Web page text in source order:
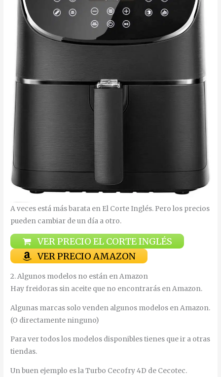
A veces está más barata en El Corte Inglés. Pero los precios
pueden cambiar de un día a otro.
VER PRECIO EL CORTE INGLÉS
VER PRECIO AMAZON
2. Algunos modelos no están en Amazon
Hay freidoras sin aceite que no encontrarás en Amazon.
Algunas marcas solo venden algunos modelos en Amazon.
(O directamente ninguno)
Para ver todos los modelos disponibles tienes que ir a otras
tiendas.
Un buen ejemplo es la Turbo Cecofry 4D de Cecotec.